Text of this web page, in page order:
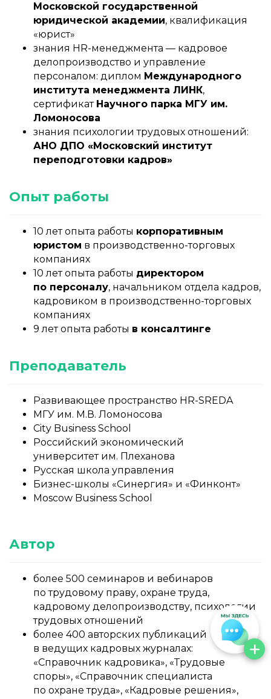
Московской государственной
юридической академии, квалификация
«юрист»
знания HR-менеджмента — кадровое
делопроизводство и управление
персоналом: диплом Международного
института менеджмента ЛИНК,
сертификат Научного парка МГУ им.
Ломоносова
знания психологии трудовых отношений:
АНО ДПО «Московский институт
переподготовки кадров»
Опыт работы
10 летопыта работы корпоративным
юристом в производственно-торговых
компаниях
10 лет опыта работы директором
по персоналу, начальником отдела кадров,
кадровиком в производственно-торговых
компаниях
9 лет опыта работы в консалтинге
Преподаватель
Развивающее пространство HR-SREDA
МГУ им. М.В. Ломоносова
City Business School
Российский экономический
университет им. Плеханова
Русская школа управления
Бизнес-школы «Синергия» и «Финконт»
Moscow Business School
Автор
более 500 семинаров и вебинаров
по трудовому праву, охране труда,
кадровому делопроизводству, психологии
трудовых отношений
более 400 авторских публикаций
в ведущих кадровых журналах:
«Справочник кадровика», «Трудовые
споры», «Справочник специалиста
по охране труда», «Кадровые решения»,